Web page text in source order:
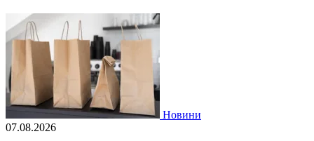
Новини
07.08.2026